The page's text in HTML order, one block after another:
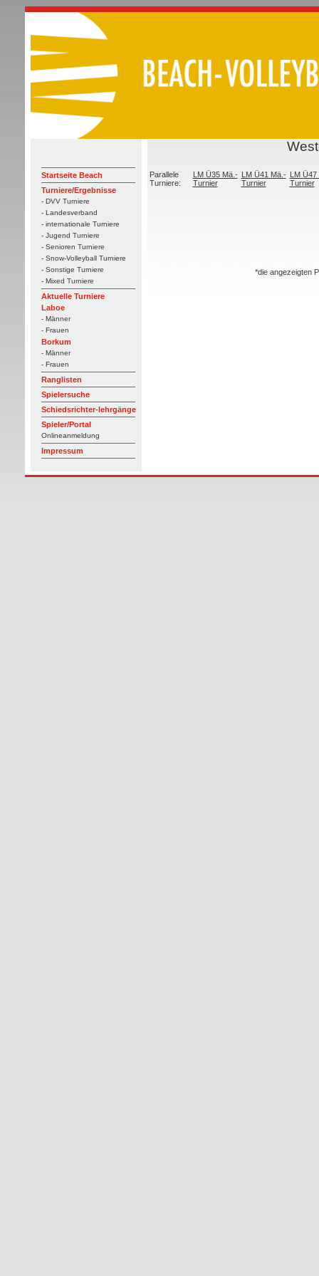
Startseite Beach
Turniere/Ergebnisse
- DVV Turniere
- Landesverband
- internationale Turniere
- Jugend Turniere
- Senioren Turniere
- Snow-Volleyball Turniere
- Sonstige Turniere
- Mixed Turniere
Aktuelle Turniere
Laboe
- Männer
- Frauen
Borkum
- Männer
- Frauen
Ranglisten
Spielersuche
Schiedsrichter-lehrgänge
Spieler/Portal
Onlineanmeldung
Impressum
Parallele
Turniere:
LM Ü35 Mä.-
Turnier
LM Ü41 Mä.-
Turnier
LM Ü47
Turnier
*die angezeigten